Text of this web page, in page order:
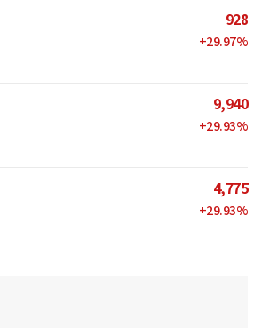
928
+29.97%
9,940
+29.93%
4,775
+29.93%